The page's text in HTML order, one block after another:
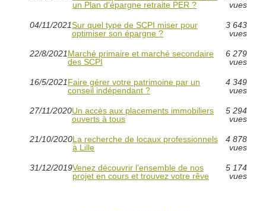
un Plan d’épargne retraite PER ?
vues
04/11/2021Sur quel type de SCPI miser pour
optimiser son épargne ?
3 643
vues
22/8/2021Marché primaire et marché secondaire
des SCPI
6 279
vues
16/5/2021Faire gérer votre patrimoine par un
conseil indépendant ?
4 349
vues
27/11/2020Un accès aux placements immobiliers
ouverts à tous
5 294
vues
21/10/2020La recherche de locaux professionnels
à Lille
4 878
vues
31/12/2019Venez découvrir l'ensemble de nos
projet en cours et trouvez votre rêve
5 174
vues